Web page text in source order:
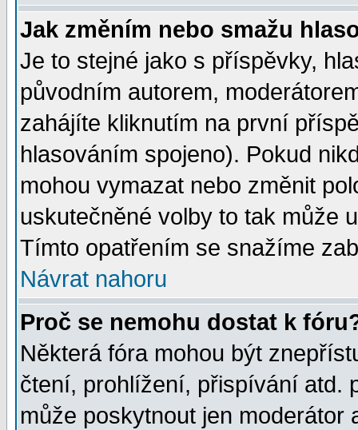
Jak změním nebo smažu
Je to stejné jako s příspěvky,
původním autorem,
zahájíte kliknutím na první
hlasováním spojeno). Pokud
mohou vymazat nebo změnit
uskutečněné volby to tak může
Tímto opatřením se snažíme
Návrat nahoru
Proč se nemohu dostat k
Některá fóra mohou být
čtení, prohlížení, přispívání atd.
může poskytnout jen moderátor